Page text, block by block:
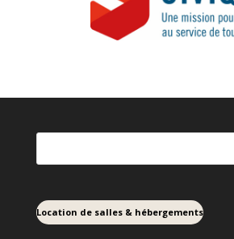
Location de salles & hébergements